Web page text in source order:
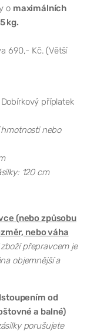
o maximálních
kg.
690,- Kč. (Větší
příplatek
nebo
120 cm
(nebo způsobu
nebo váha
přepravcem je
objemnější a
od
a balné)
porušujete